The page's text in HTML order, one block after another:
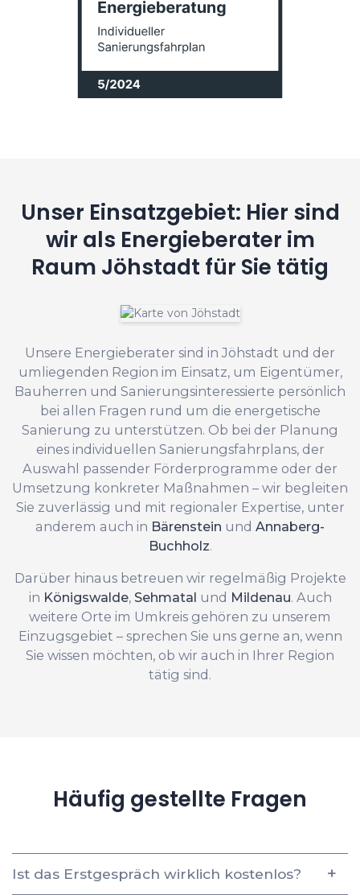
Unser Einsatzgebiet: Hier sind
wir als Energieberater im
Raum Jöhstadt für Sie tätig
Unsere Energieberater sind in Jöhstadt und der
umliegenden Region im Einsatz, um Eigentümer,
Bauherren und Sanierungsinteressierte persönlich
bei allen Fragen rund um die energetische
Sanierung zu unterstützen. Ob bei der Planung
eines individuellen Sanierungsfahrplans, der
Auswahl passender Förderprogramme oder der
Umsetzung konkreter Maßnahmen – wir begleiten
Sie zuverlässig und mit regionaler Expertise, unter
anderem auch in Bärenstein und Annaberg-
Buchholz.
Darüber hinaus betreuen wir regelmäßig Projekte
in Königswalde, Sehmatal und Mildenau. Auch
weitere Orte im Umkreis gehören zu unserem
Einzugsgebiet – sprechen Sie uns gerne an, wenn
Sie wissen möchten, ob wir auch in Ihrer Region
tätig sind.
Häufig gestellte Fragen
Ist das Erstgespräch wirklich kostenlos?